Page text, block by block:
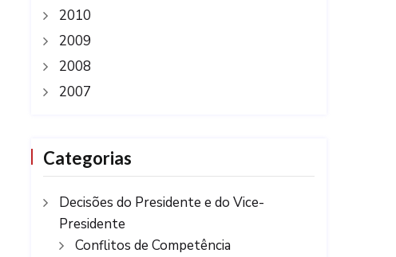
2010
2009
2008
2007
Categorias
Decisões do Presidente e do Vice-
Presidente
Conflitos de Competência